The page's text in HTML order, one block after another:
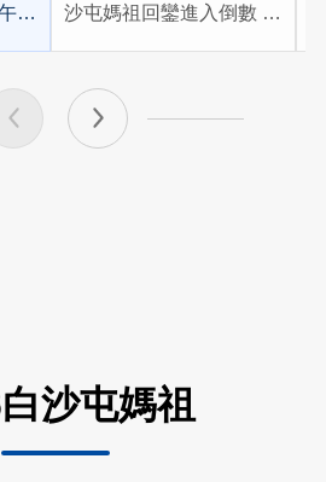
沙屯媽祖回鑾進入倒數 預
沙屯媽祖